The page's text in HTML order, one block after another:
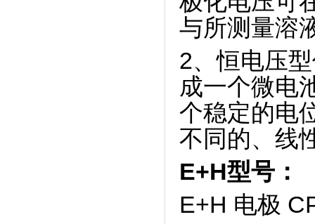
与所测量溶
2、恒电压
成一个微电
个稳定的电
不同的、线
E+H型号：
E+H 电极